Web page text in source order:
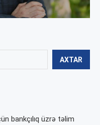
AXTAR
bankçılıq üzrə təlim